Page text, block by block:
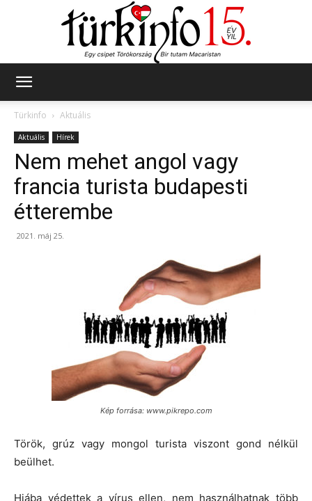
Türkinfo
Aktuális
Aktuális Hírek
Nem mehet angol vagy
francia turista budapesti
étterembe
2021. máj 25.
Kép forrása: www.pikrepo.com
Török, grúz vagy mongol turista viszont gond nélkül
beülhet.
Hiába védettek a vírus ellen, nem használhatnak több